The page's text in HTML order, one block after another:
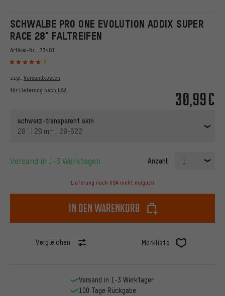
SCHWALBE PRO ONE EVOLUTION ADDIX SUPER
RACE 28" FALTREIFEN
Artikel-Nr.: 73481
8
30,99€
zzgl. Versandkosten
für Lieferung nach USA
schwarz-transparent skin
28 " | 28 mm | 28-622
Versand in 1-3 Werktagen Anzahl: 1
Lieferung nach USA nicht möglich
In den Warenkorb
Vergleichen Merkliste
Versand in 1-3 Werktagen
100 Tage Rückgabe